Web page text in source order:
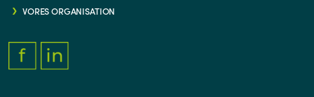
VORES ORGANISATION